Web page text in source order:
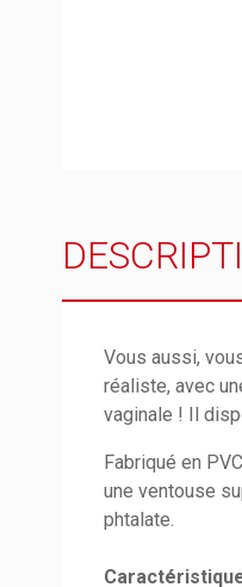
Vous aussi,
réaliste, avec
vaginale ! Il
Fabriqué en
une ventouse
phtalate.